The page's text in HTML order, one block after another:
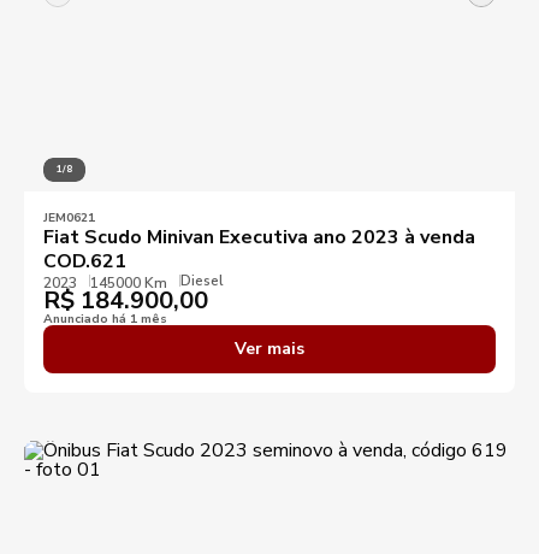
1/8
JEM0621
Fiat Scudo Minivan Executiva ano 2023 à venda
COD.621
2023 145000 Km Diesel
R$ 184.900,00
Anunciado há 1 mês
Ver mais